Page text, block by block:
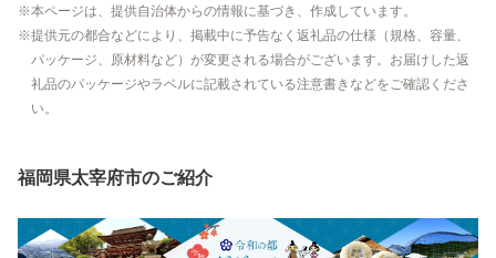
本ページは、提供自治体からの情報に基づき、作成しています。
提供元の都合などにより、掲載中に予告なく返礼品の仕様（規格、容量、
パッケージ、原材料など）が変更される場合がございます。お届けした返
礼品のパッケージやラベルに記載されている注意書きなどをご確認くださ
い。
福岡県太宰府市のご紹介